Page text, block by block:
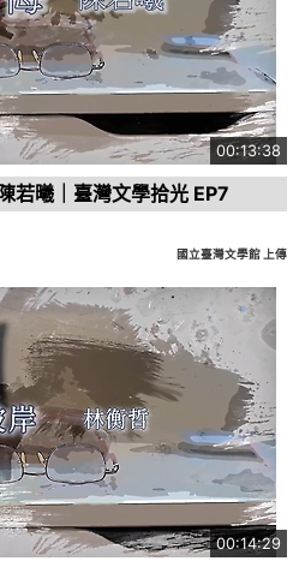
00:13:38
若曦｜臺灣文學拾光 EP7
國立臺灣文學館 上傳
00:14:29